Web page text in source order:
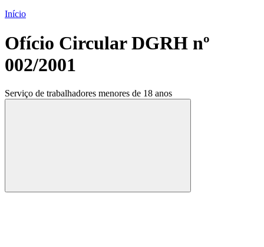
Início
Ofício Circular DGRH nº
002/2001
Serviço de trabalhadores menores de 18 anos
Compartilhar